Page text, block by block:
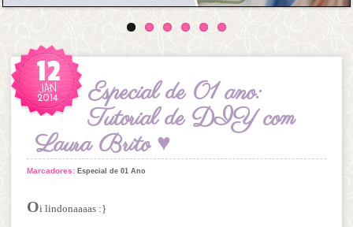
12
JAN
2014
Especial de 01 ano:
Tutorial de DIY com
Laura Brito ♥
Marcadores: Especial de 01 Ano
Oi lindonaaaas :}